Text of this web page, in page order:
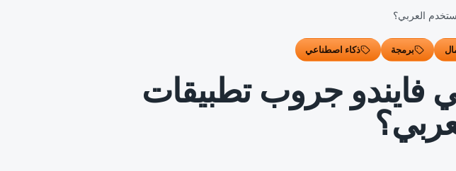
العربي؟
برمجة ذكاء اصطناعي
فايندو جروب تطبيقات